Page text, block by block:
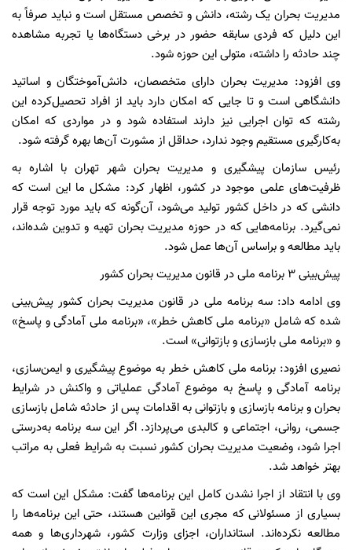
مدیریت بحران یک رشته، دانش و تخصص مستقل است و نباید صرفاً به
این دلیل که فردی سابقه حضور در برخی دستگاه‌ها یا تجربه مشاهده
چند حادثه را داشته، متولی این حوزه شود.
وی افزود: مدیریت بحران دارای متخصصان، دانش‌آموختگان و اساتید
دانشگاهی است و تا جایی که امکان دارد باید از افراد تحصیل‌کرده این
رشته که توان اجرایی نیز دارند استفاده شود و در مواردی که امکان
به‌کارگیری مستقیم وجود ندارد، حداقل از مشورت آن‌ها بهره گرفته شود.
رئیس سازمان پیشگیری و مدیریت بحران شهر تهران با اشاره به
ظرفیت‌های علمی موجود در کشور، اظهار کرد: مشکل ما این است که
دانشی که در داخل کشور تولید می‌شود، آن‌گونه که باید مورد توجه قرار
نمی‌گیرد. برنامه‌هایی که در حوزه مدیریت بحران تهیه و تدوین شده‌اند،
باید مطالعه و براساس آن‌ها عمل شود.
پیش‌بینی ۳ برنامه ملی در قانون مدیریت بحران کشور
وی ادامه داد: سه برنامه ملی در قانون مدیریت بحران کشور پیش‌بینی
شده که شامل «برنامه ملی کاهش خطر»، «برنامه ملی آمادگی و پاسخ»
و «برنامه ملی بازسازی و بازتوانی» است.
نصیری افزود: برنامه ملی کاهش خطر به موضوع پیشگیری و ایمن‌سازی،
برنامه آمادگی و پاسخ به موضوع آمادگی عملیاتی و واکنش در شرایط
بحران و برنامه بازسازی و بازتوانی به اقدامات پس از حادثه شامل بازسازی
جسمی، روانی، اجتماعی و کالبدی می‌پردازد. اگر این سه برنامه به‌درستی
اجرا شود، وضعیت مدیریت بحران کشور نسبت به شرایط فعلی به مراتب
بهتر خواهد شد.
وی با انتقاد از اجرا نشدن کامل این برنامه‌ها گفت: مشکل این است که
بسیاری از مسئولانی که مجری این قوانین هستند، حتی این برنامه‌ها را
مطالعه نکرده‌اند. استانداران، اجزای وزارت کشور، شهرداری‌ها و همه